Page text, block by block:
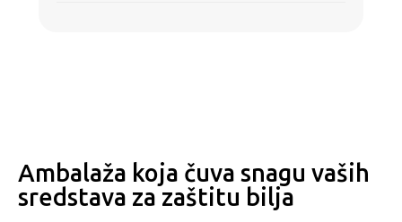
Ambalaža koja čuva snagu vaših
sredstava za zaštitu bilja